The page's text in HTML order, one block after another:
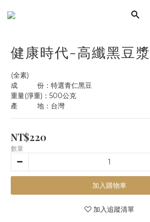
健康時代-高纖黑豆漿
(全素)
成          份：特選青仁黑豆
重量(淨重)：500公克
產          地：台灣
NT$220
數量
加入購物車
加入追蹤清單